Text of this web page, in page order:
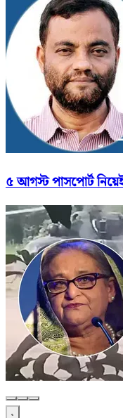
৫ আগস্ট পাসপোর্ট